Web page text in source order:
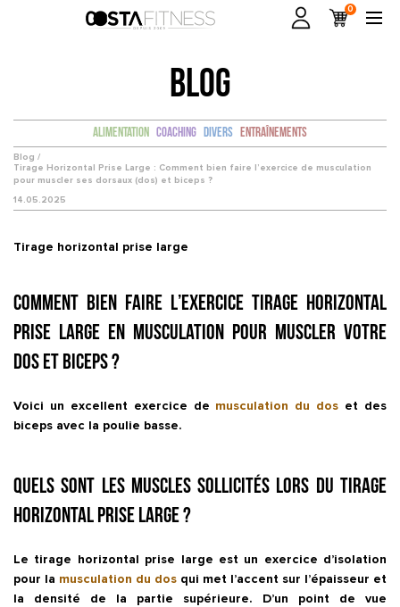
0
BLOG
Alimentation Coaching Divers Entraînements
Blog /
Tirage Horizontal Prise Large : Comment bien faire l’exercice de musculation
pour muscler ses dorsaux (dos) et biceps ?
14.05.2025
Tirage horizontal prise large
Comment bien faire l’exercice Tirage horizontal
prise large en musculation pour muscler votre
dos et biceps ?
Voici un excellent exercice de musculation du dos et des
biceps avec la poulie basse.
Quels sont les muscles sollicités lors du tirage
horizontal prise large ?
Le tirage horizontal prise large est un exercice d’isolation
pour la musculation du dos qui met l’accent sur l’épaisseur et
la densité de la partie supérieure. D’un point de vue